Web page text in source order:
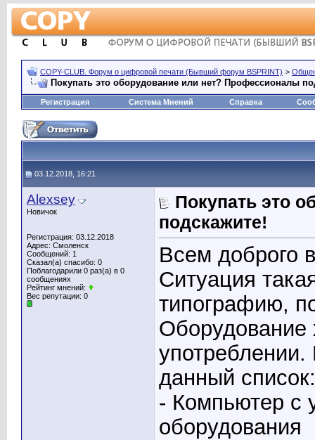
COPY-CLUB. Форум о цифровой печати (Бывший форум BSPRINT) >
Покупать это оборудование или нет? Профессионалы
Регистрация Система Мнений Справка
03.12.2018, 16:21
Alexsey
Новичок
Регистрация: 03.12.2018
Адрес: Смоленск
Сообщений: 1
Сказал(а) спасибо: 0
Поблагодарили 0 раз(а) в 0
сообщениях
Рейтинг мнений:
Вес репутации: 0
Покупать это
подскажите!
Всем доброго
Ситуация
типографию,
Оборудование
данный список:
- Компьютер с
оборудования